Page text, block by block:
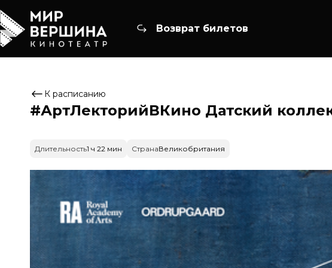
Возврат билетов
К расписанию
#АртЛекторийВКино Датский
Длительность1 ч 22 мин СтранаВеликобритания